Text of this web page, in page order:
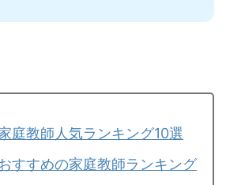
庭教師人気ランキング10選
すすめの家庭教師ランキング